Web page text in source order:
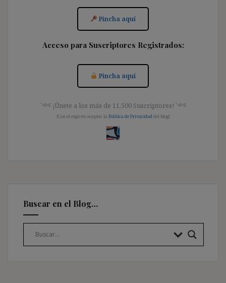
Pincha aquí
Acceso para Suscriptores Registrados:
Pincha aquí
༺ ¡Únete a los más de 11.500 Suscriptores! ༺
[Con el registro aceptas la Política de Privacidad del blog]
Buscar en el Blog…